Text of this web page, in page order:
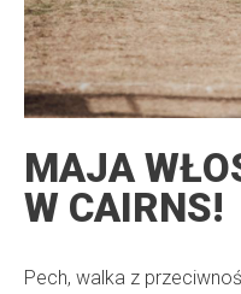
MAJA
W CAIRNS!
Pech, walka z